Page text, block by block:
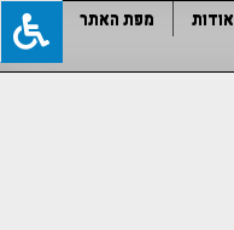
אודות
מפת האתר